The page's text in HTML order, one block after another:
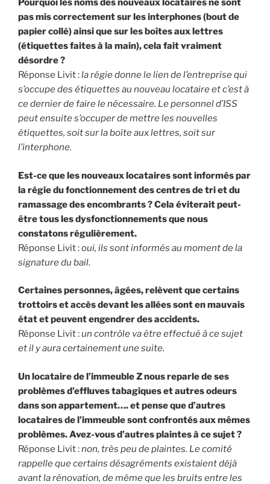
Pourquoi les noms des nouveaux locataires ne sont
pas mis correctement sur les interphones (bout de
papier collé) ainsi que sur les boîtes aux lettres
(étiquettes faites à la main), cela fait vraiment
désordre ?
Réponse Livit :la régie donne le lien de l’entreprise qui
s’occupe des étiquettes au nouveau locataire et c’est à
ce dernier de faire le nécessaire. Le personnel d’ISS
peut ensuite s’occuper de mettre les nouvelles
étiquettes, soit sur la boîte aux lettres, soit sur
l’interphone.
Est-ce que les nouveaux locataires sont informés par
la régie du fonctionnement des centres de tri et du
ramassage des encombrants ? Cela éviterait peut-
être tous les dysfonctionnements que nous
constatons régulièrement.
Réponse Livit :oui, ils sont informés au moment de la
signature du bail.
Certaines personnes, âgées, relèvent que certains
trottoirs et accès devant les allées sont en mauvais
état et peuvent engendrer des accidents.
Réponse Livit :un contrôle va être effectué à ce sujet
et il y aura certainement une suite.
Un locataire de l’immeuble Z nous reparle de ses
problèmes d’effluves tabagiques et autres odeurs
dans son appartement…. et pense que d’autres
locataires de l’immeuble sont confrontés aux mêmes
problèmes. Avez-vous d’autres plaintes à ce sujet ?
Réponse Livit :non, très peu de plaintes. Le comité
rappelle que certains désagréments existaient déjà
avant la rénovation, de même que les bruits entre les